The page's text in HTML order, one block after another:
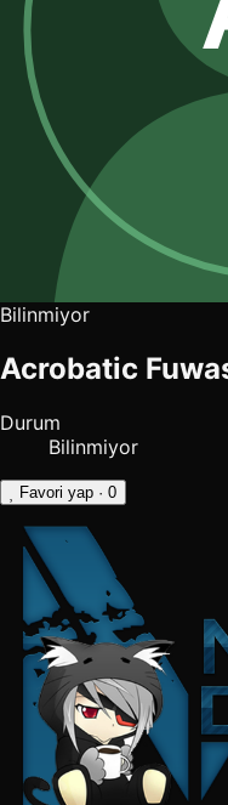
Bilinmiyor
Acrobatic
Durum
Bilinmiyor
Favori yap · 0